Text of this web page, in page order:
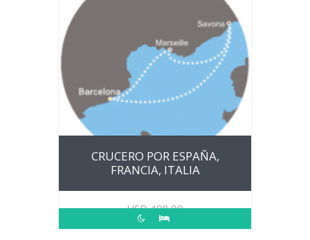
CRUCERO POR ESPAÑA,
FRANCIA, ITALIA
USD408.00